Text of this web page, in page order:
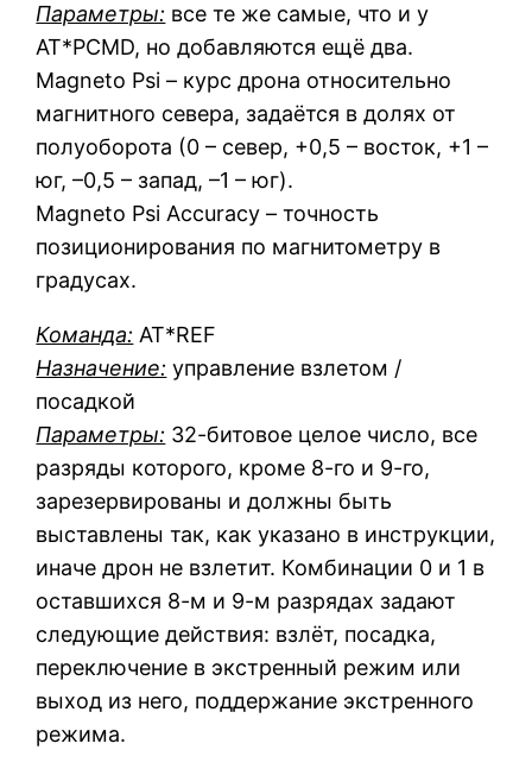
Параметры: все те же самые, что и у
AT*PCMD, но добавляются ещё два.
Magneto Psi – курс дрона относительно
магнитного севера, задаётся в долях от
полуоборота (0 – север, +0,5 – восток, +1 –
юг, –0,5 – запад, –1 – юг).
Magneto Psi Accuracy – точность
позиционирования по магнитометру в
градусах.
Команда: AT*REF
Назначение: управление взлетом /
посадкой
Параметры: 32-битовое целое число, все
разряды которого, кроме 8-го и 9-го,
зарезервированы и должны быть
выставлены так, как указано в инструкции,
иначе дрон не взлетит. Комбинации 0 и 1 в
оставшихся 8-м и 9-м разрядах задают
следующие действия: взлёт, посадка,
переключение в экстренный режим или
выход из него, поддержание экстренного
режима.